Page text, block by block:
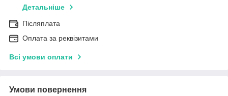
Детальніше
Післяплата
Оплата за реквізитами
Всі умови оплати
Умови повернення